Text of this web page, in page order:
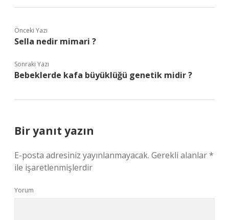
Önceki Yazı
Sella nedir mimari ?
Sonraki Yazı
Bebeklerde kafa büyüklüğü genetik midir ?
Bir yanıt yazın
E-posta adresiniz yayınlanmayacak. Gerekli alanlar*
ile işaretlenmişlerdir
Yorum